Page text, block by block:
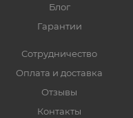
Блог
Гарантии
Сотрудничество
Оплата и доставка
Отзывы
Контакты